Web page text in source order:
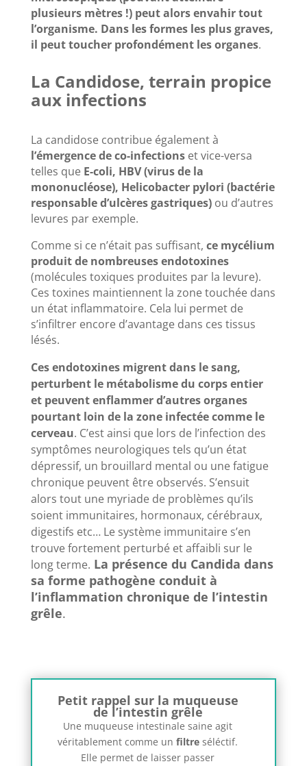
plusieurs mètres !) peut alors envahir tout
l’organisme. Dans les formes les plus graves,
il peut toucher profondément les organes.
La Candidose, terrain propice
aux infections
La candidose contribue également à
l’émergence de co-infectionset vice-versa
telles que E-coli, HBV (virus de la
mononucléose), Helicobacter pylori (bactérie
responsable d’ulcères gastriques)ou d’autres
levures par exemple.
Comme si ce n’était pas suffisant, ce mycélium
produit de nombreuses endotoxines
(molécules toxiques produites par la levure).
Ces toxines maintiennent la zone touchée dans
un état inflammatoire. Cela lui permet de
s’infiltrer encore d’avantage dans ces tissus
lésés.
Ces endotoxines migrent dans le sang,
perturbent le métabolisme du corps entier
et peuvent enflammer d’autres organes
pourtant loin de la zone infectée comme le
cerveau. C’est ainsi que lors de l’infection des
symptômes neurologiques tels qu’un état
dépressif, un brouillard mental ou une fatigue
chronique peuvent être observés. S’ensuit
alors tout une myriade de problèmes qu’ils
soient immunitaires, hormonaux, cérébraux,
digestifs etc… Le système immunitaire s’en
trouve fortement perturbé et affaibli sur le
long terme. La présence du Candida dans
sa forme pathogène conduit à
l’inflammation chronique de l’intestin
grêle.
Petit rappel sur la muqueuse
de l’intestin grêle
Une muqueuse intestinale saine agit
véritablement comme unfiltre séléctif.
Elle permet de laisser passer